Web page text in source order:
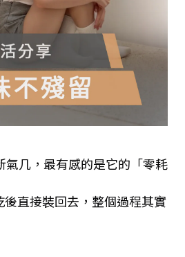
氣几，最有感的是它的「零耗
直接裝回去，整個過程其實